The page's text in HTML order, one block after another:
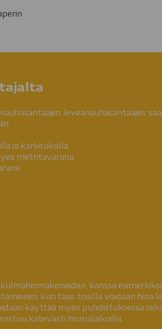
leveänauhasantaajiin;
ja karkeuksilla
metritavarana
kanssa
kun taas toisilla voidaan hioa
käyttää myös puhdistuksessa
kätevästi hiomalaikoilla.